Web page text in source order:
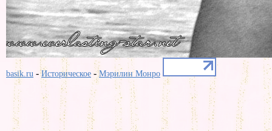
basik.ru -Историческое -Мэрилин Монро